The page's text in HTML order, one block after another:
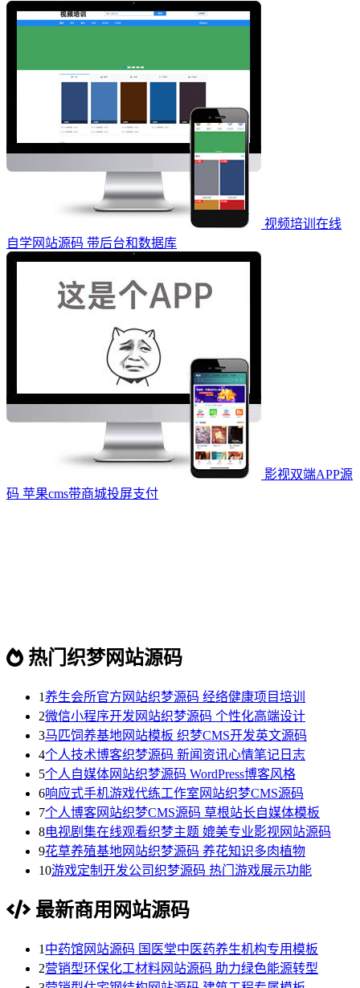
视频培训在线
自学网站源码 带后台和数据库
影视双端APP源
码 苹果cms带商城投屏支付
热门织梦网站源码
1养生会所官方网站织梦源码 经络健康项目培训
2微信小程序开发网站织梦源码 个性化高端设计
3马匹饲养基地网站模板 织梦CMS开发英文源码
4个人技术博客织梦源码 新闻资讯心情笔记日志
5个人自媒体网站织梦源码 WordPress博客风格
6响应式手机游戏代练工作室网站织梦CMS源码
7个人博客网站织梦CMS源码 草根站长自媒体模板
8电视剧集在线观看织梦主题 媲美专业影视网站源码
9花草养殖基地网站织梦源码 养花知识多肉植物
10游戏定制开发公司织梦源码 热门游戏展示功能
最新商用网站源码
1 中药馆网站源码 国医堂中医药养生机构专用模板
2营销型环保化工材料网站源码 助力绿色能源转型